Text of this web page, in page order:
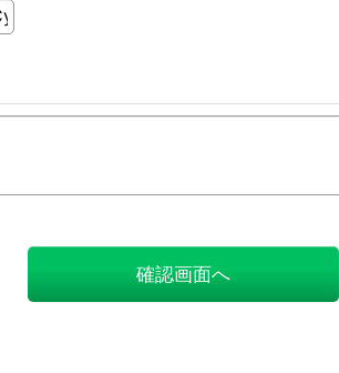
確認画面へ